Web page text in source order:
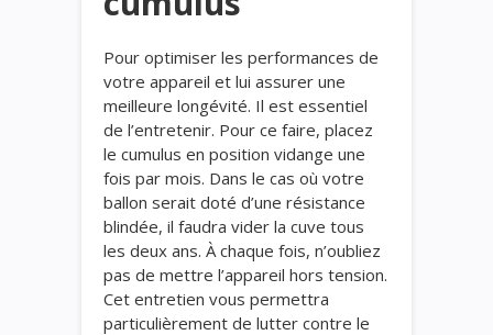
Pour optimiser les performances de
votre appareil et lui assurer une
meilleure longévité. Il est essentiel
de l’entretenir. Pour ce faire, placez
le cumulus en position vidange une
fois par mois. Dans le cas où votre
ballon serait doté d’une résistance
blindée, il faudra vider la cuve tous
les deux ans. À chaque fois, n’oubliez
pas de mettre l’appareil hors tension.
Cet entretien vous permettra
particulièrement de lutter contre le